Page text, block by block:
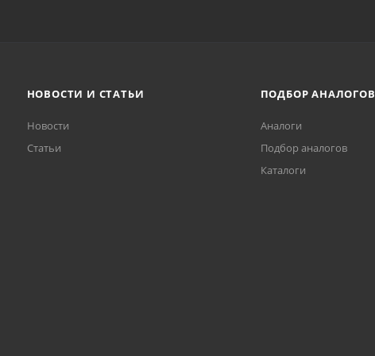
НОВОСТИ И СТАТЬИ
Новости
Статьи
ПОДБОР АНАЛОГОВ
Аналоги
Подбор аналогов
Каталоги